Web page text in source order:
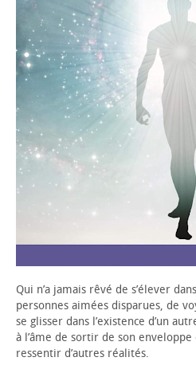
Qui n’a jamais rêvé de s’élever
personnes aimées disparues, de
se glisser dans l’existence d’un
à l’âme de sortir de son
ressentir d’autres réalités.